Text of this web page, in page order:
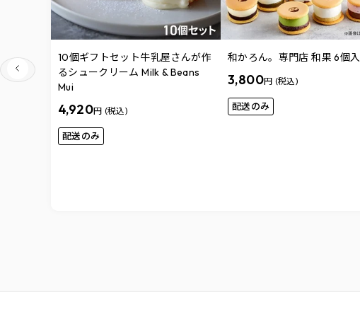
10個ギフトセット牛乳屋さんが作
るシュークリーム Milk & Beans
Mui
4,920円 (税込)
配送のみ
和かろん。専門店 和果 6個入
3,800円 (税込)
配送のみ